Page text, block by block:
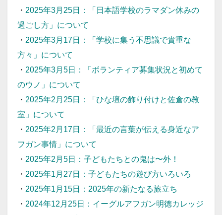
・ 2025年3月25日：「日本語学校のラマダン休みの
過ごし方」について
・ 2025年3月17日：「学校に集う不思議で貴重な
方々」について
・ 2025年3月5日：「ボランティア募集状況と初めて
のウノ」について
・ 2025年2月25日：「ひな壇の飾り付けと佐倉の教
室」について
・ 2025年2月17日：「最近の言葉が伝える身近なア
フガン事情」について
・ 2025年2月5日：子どもたちとの鬼は〜外！
・ 2025年1月27日：子どもたちの遊び方いろいろ
・ 2025年1月15日：2025年の新たなる旅立ち
・ 2024年12月25日：イーグルアフガン明徳カレッジ